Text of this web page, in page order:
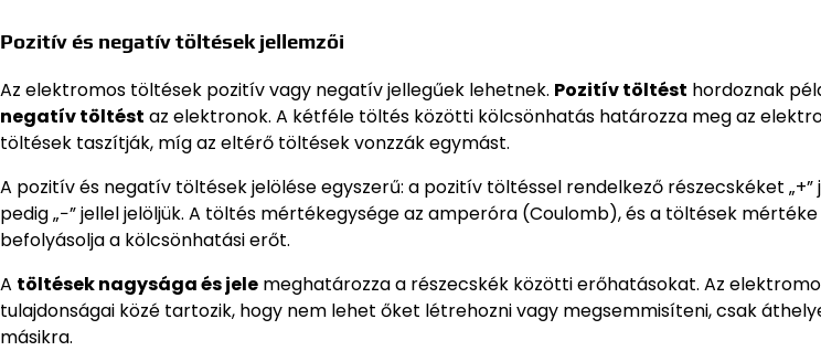
Pozitív és negatív töltések jellemzői
Az elektromos töltések pozitív vagy negatív jellegűek lehetnek. Pozitív töltést hordoznak
negatív töltést az elektronok. A kétféle töltés közötti kölcsönhatás határozza meg az
töltések taszítják, míg az eltérő töltések vonzzák egymást.
A pozitív és negatív töltések jelölése egyszerű: a pozitív töltéssel rendelkező részecskéket
pedig „−” jellel jelöljük. A töltés mértékegysége az amperóra (Coulomb), és a töltések
befolyásolja a kölcsönhatási erőt.
A töltések nagysága és jele meghatározza a részecskék közötti erőhatásokat. Az
tulajdonságai közé tartozik, hogy nem lehet őket létrehozni vagy megsemmisíteni, csak
másikra.